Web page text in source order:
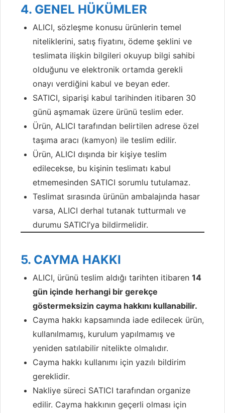
4. GENEL HÜKÜMLER
ALICI, sözleşme konusu ürünlerin temel
niteliklerini, satış fiyatını, ödeme şeklini ve
teslimata ilişkin bilgileri okuyup bilgi sahibi
olduğunu ve elektronik ortamda gerekli
onayı verdiğini kabul ve beyan eder.
SATICI, siparişi kabul tarihinden itibaren 30
günü aşmamak üzere ürünü teslim eder.
Ürün, ALICI tarafından belirtilen adrese özel
taşıma aracı (kamyon) ile teslim edilir.
Ürün, ALICI dışında bir kişiye teslim
edilecekse, bu kişinin teslimatı kabul
etmemesinden SATICI sorumlu tutulamaz.
Teslimat sırasında ürünün ambalajında hasar
varsa, ALICI derhal tutanak tutturmalı ve
durumu SATICI’ya bildirmelidir.
5. CAYMA HAKKI
ALICI, ürünü teslim aldığı tarihten itibaren 14
gün içinde herhangi bir gerekçe
göstermeksizin cayma hakkını kullanabilir.
Cayma hakkı kapsamında iade edilecek ürün,
kullanılmamış, kurulum yapılmamış ve
yeniden satılabilir nitelikte olmalıdır.
Cayma hakkı kullanımı için yazılı bildirim
gereklidir.
Nakliye süreci SATICI tarafından organize
edilir. Cayma hakkının geçerli olması için